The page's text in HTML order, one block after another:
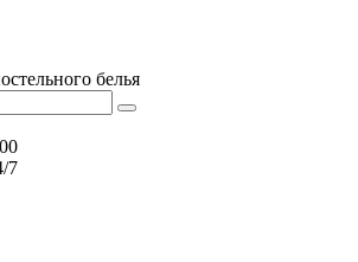
белья
7